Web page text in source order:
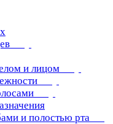
и лицом
и полостью рта